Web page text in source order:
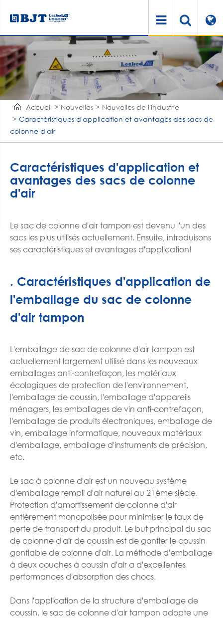
Accueil Nouvelles
Nouvelles de l'industrie
Caractéristiques d'application et avantages des sacs de
colonne d'air
Caractéristiques d'application et
avantages des sacs de colonne
d'air
Le sac de colonne d'air tampon est devenu l'un des
sacs les plus utilisés actuellement. Ensuite, introduisons
ses caractéristiques et avantages d'application!
. Caractéristiques d'application de
l'emballage du sac de colonne
d'air tampon
L'emballage de sac de colonne d'air tampon est
actuellement largement utilisé dans les nouveaux
emballages anti-contrefaçon, les matériaux
écologiques de protection de l'environnement,
l'emballage de coussin, l'emballage d'appareils
ménagers, les emballages de vin anti-contrefaçon,
l'emballage de produits électroniques, emballage de
vin, emballage informatique, nouveaux matériaux
d'emballage, emballage d'instruments de précision,
etc.
Le sac à colonne d'air est un nouveau système
d'emballage rempli d'air naturel au 21ème siècle.
Protection d'amortissement de colonne d'air
entièrement monopolisée pour minimiser le taux de
perte de transport du produit. Le but principal du sac
de colonne d'air de coussin est de gonfler le coussin
gonflable de colonne d'air. La méthode d'emballage
à deux couches à coussin d'air a d'excellentes
performances d'absorption des chocs.
Dans l'application de la structure d'emballage de
coussin, le sac de colonne d'air tampon adopte une